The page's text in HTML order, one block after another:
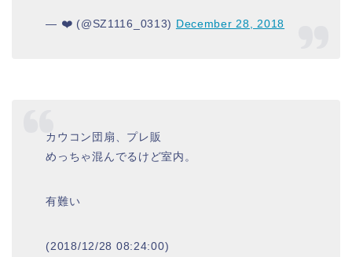
— ❤️ (@SZ1116_0313) December 28, 2018
カウコン団扇、プレ販
めっちゃ混んでるけど室内。
有難い
(2018/12/28 08:24:00)